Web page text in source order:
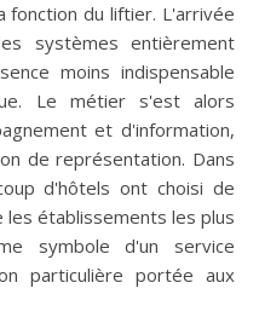
fonction du liftier. L'arrivée
systèmes entièrement
moins indispensable
Le métier s'est alors
et d'information,
de représentation. Dans
d'hôtels ont choisi de
établissements les plus
symbole d'un service
particulière portée aux